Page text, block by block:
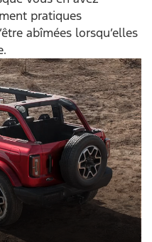
pratiques
abîmées lorsqu’elles